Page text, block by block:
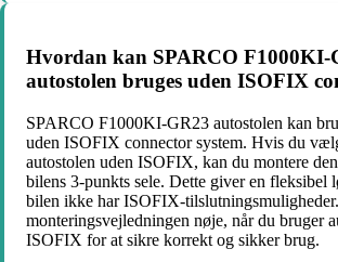
Hvordan kan SPARCO F1000KI-
autostolen bruges uden ISOFIX
SPARCO F1000KI-GR23 autostolen kan
uden ISOFIX connector system. Hvis du
autostolen uden ISOFIX, kan du montere
bilens 3-punkts sele. Dette giver en fleksibel
bilen ikke har ISOFIX-
monteringsvejledningen nøje, når du bruger
ISOFIX for at sikre korrekt og sikker brug.